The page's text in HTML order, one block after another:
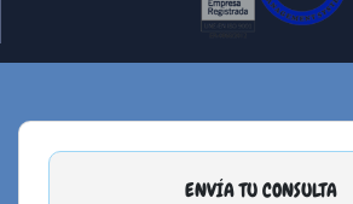
ENVÍA TU CONSULTA